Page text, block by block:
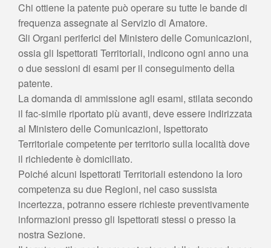
Chi ottiene la patente può operare su tutte le bande di
frequenza assegnate al Servizio di Amatore.
Gli Organi periferici del Ministero delle Comunicazioni,
ossia gli Ispettorati Territoriali, indicono ogni anno una
o due sessioni di esami per il conseguimento della
patente.
La domanda di ammissione agli esami, stilata secondo
il fac-simile riportato più avanti, deve essere indirizzata
al Ministero delle Comunicazioni, Ispettorato
Territoriale competente per territorio sulla località dove
il richiedente è domiciliato.
Poiché alcuni Ispettorati Territoriali estendono la loro
competenza su due Regioni, nel caso sussista
incertezza, potranno essere richieste preventivamente
informazioni presso gli Ispettorati stessi o presso la
nostra Sezione.